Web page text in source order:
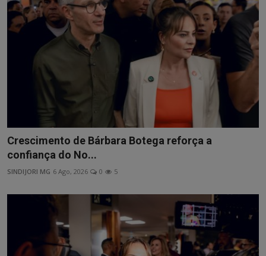
Artigos
Matérias / Parcerias
Crescimento de Bárbara Botega reforça a
confiança do No...
SINDIJORI MG 6 Ago, 2026 0 5